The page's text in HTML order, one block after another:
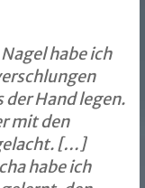
habe ich
der Hand legen.
mit den
[…]
habe ich